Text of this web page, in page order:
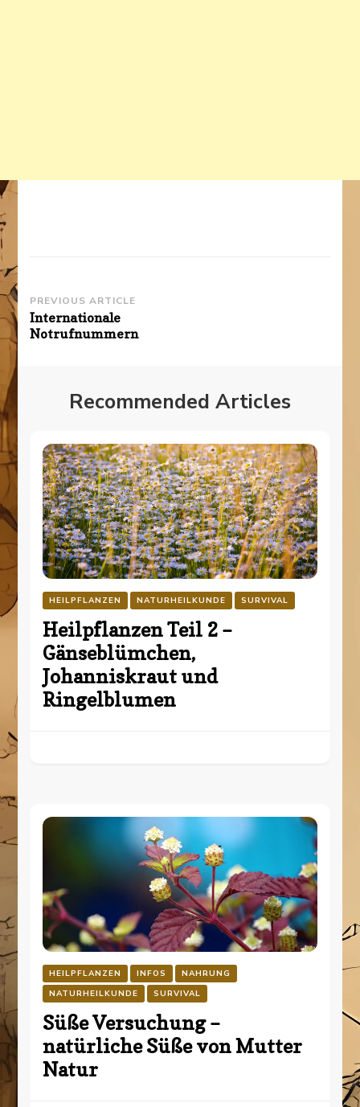
Post
Navigation
PREVIOUS ARTICLE
Internationale
Notrufnummern
Recommended Articles
HEILPFLANZEN NATURHEILKUNDE SURVIVAL
Heilpflanzen Teil 2 –
Gänseblümchen,
Johanniskraut und
Ringelblumen
HEILPFLANZEN INFOS
NAHRUNG
NATURHEILKUNDE
SURVIVAL
Süße Versuchung –
natürliche Süße von Mutter
Natur